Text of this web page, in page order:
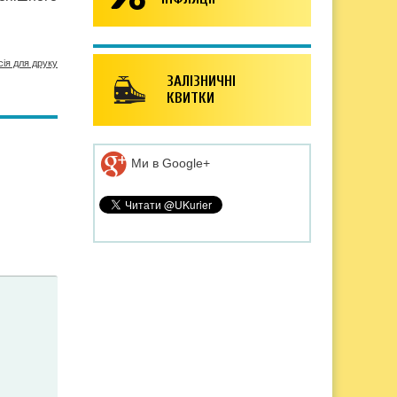
для друку
ЗАЛІЗНИЧНІ
КВИТКИ
Ми в Google+